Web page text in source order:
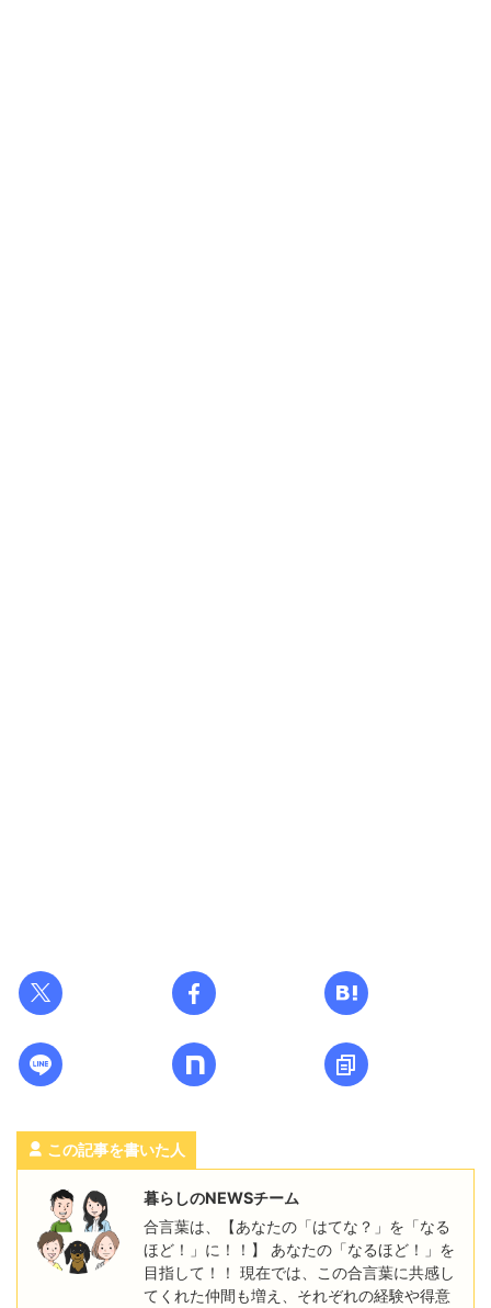
この記事を書いた人
暮らしのNEWSチーム
合言葉は、【あなたの「はてな？」を「なる
ほど！」に！！】 あなたの「なるほど！」を
目指して！！ 現在では、この合言葉に共感し
てくれた仲間も増え、それぞれの経験や得意